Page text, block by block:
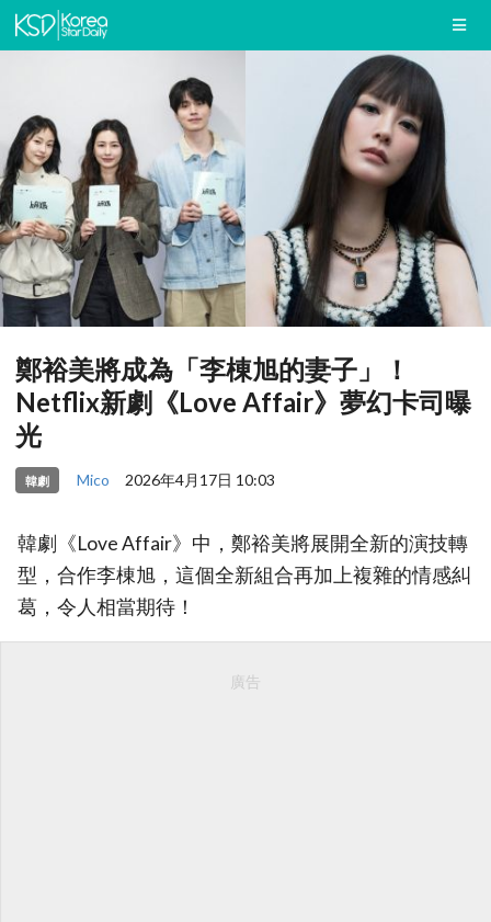
鄭裕美將成為「李棟旭的妻子」！
Netflix新劇《Love Affair》夢幻卡司曝
光
韓劇 Mico 2026年4月17日 10:03
韓劇《Love Affair》中，鄭裕美將展開全新的演技轉
型，合作李棟旭，這個全新組合再加上複雜的情感糾
葛，令人相當期待！
廣告